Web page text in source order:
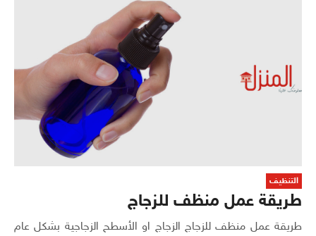
التنظيف
طريقة عمل منظف للزجاج
طريقة عمل منظف للزجاج الزجاج او الأسطح الزجاجية بشكل عام